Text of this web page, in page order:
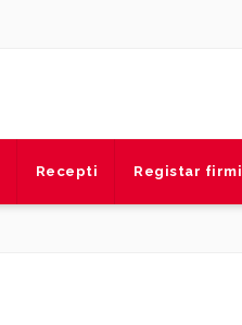
Recepti Registar firmi